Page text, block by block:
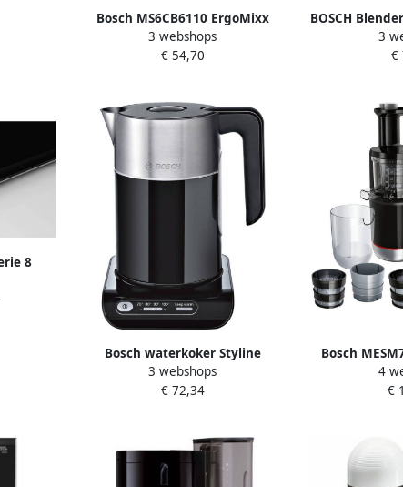
Bosch MS6CB6110 ErgoMixx
Staafmixer 1000W 4-bladenmes
Inclusief maatbeker 12
3 webshops
€ 54,70
BOSCH
MMB6141B
30.000
3
€
8
Extra
Bosch waterkoker Styline
TWK8613P (Zwart)
3 webshops
€ 72,34
Bosch
4
€